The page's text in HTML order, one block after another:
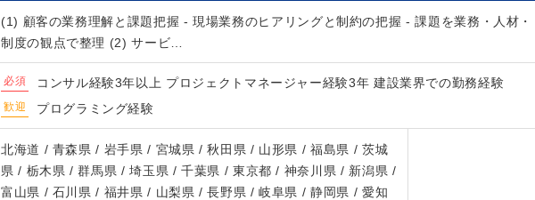
(1) 顧客の業務理解と課題把握 - 現場業務のヒアリングと制約の把握 - 課題を業務・人材・
制度の観点で整理 (2) サービ…
必須 コンサル経験3年以上 プロジェクトマネージャー経験3年 建設業界での勤務経験
歓迎 プログラミング経験
北海道 / 青森県 / 岩手県 / 宮城県 / 秋田県 / 山形県 / 福島県 / 茨城
県 / 栃木県 / 群馬県 / 埼玉県 / 千葉県 / 東京都 / 神奈川県 / 新潟県 /
富山県 / 石川県 / 福井県 / 山梨県 / 長野県 / 岐阜県 / 静岡県 / 愛知